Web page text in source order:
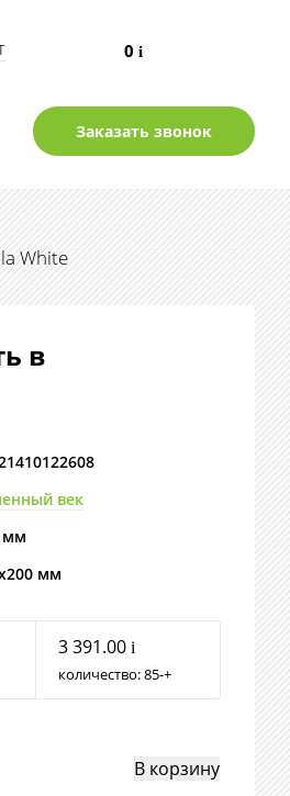
0i
Заказать звонок
White
в
век
мм
мм
3 391.00 i
количество:85 +